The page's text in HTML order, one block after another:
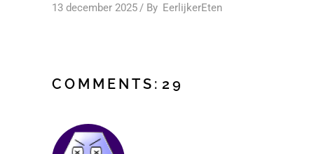
13 december 2025 By EerlijkerEten
COMMENTS:29